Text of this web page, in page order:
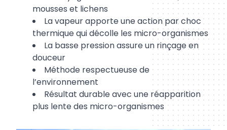
mousses et lichens
La vapeur apporte une actionparchoc
thermiquequidécolle les micro-organismes
La basse pression assure un rinçage en
douceur
Méthode respectueusede
l’environnement
Résultat durableavec une réapparition
plus lentedes micro-organismes